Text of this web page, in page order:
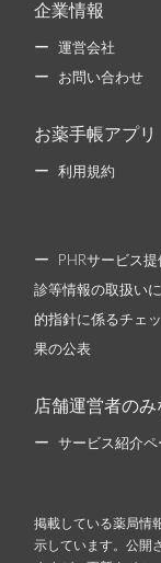
企業情報
運営会社
お問い合わせ
お薬手帳アプリ
利用規約
PHRサービス
診等情報の取扱い
的指針に係るチェ
果の公表
店舗運営者のみ
サービス紹介ペ
掲載している薬局情
示しています。公開